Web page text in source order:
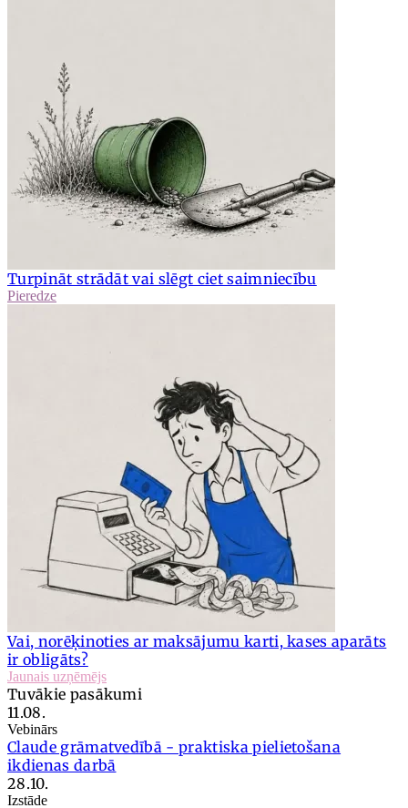
Turpināt strādāt vai slēgt ciet saimniecību
Pieredze
Vai, norēķinoties ar maksājumu karti, kases aparāts
ir obligāts?
Jaunais uzņēmējs
Tuvākie pasākumi
11.08.
Vebinārs
Claude grāmatvedībā - praktiska pielietošana
ikdienas darbā
28.10.
Izstāde